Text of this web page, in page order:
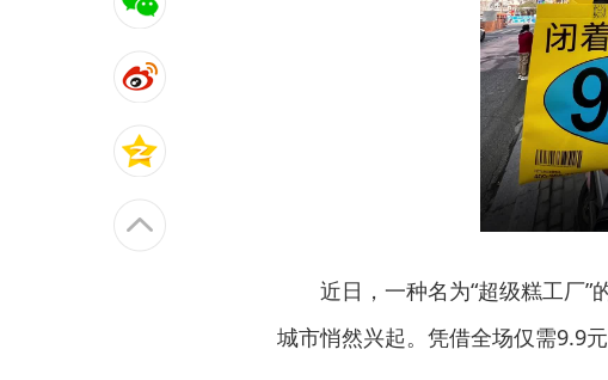
近日，一种名为“超级糕工厂
城市悄然兴起。凭借全场仅需9.9